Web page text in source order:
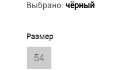
Выбрано: чёрный
Размер
54